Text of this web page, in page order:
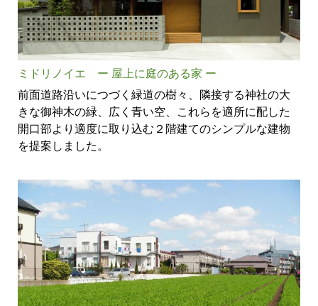
ミドリノイエ ー 屋上に庭のある家 ー
前面道路沿いにつづく緑道の樹々、隣接する神社の大
きな御神木の緑、広く青い空、これらを適所に配した
開口部より適度に取り込む２階建てのシンプルな建物
を提案しました。